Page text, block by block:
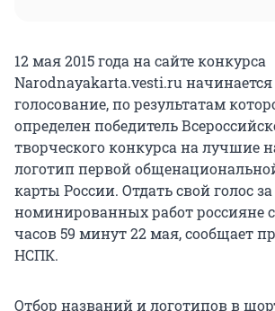
12 мая 2015 года на сайте конкурса
Narodnayakarta.vesti.ru
голосование, по результатам
определен победитель
творческого конкурса на лучшие
логотип первой
карты России. Отдать свой голос
номинированных работ россияне
часов 59 минут 22 мая, сообщает
НСПК.
Отбор названий и логотипов в